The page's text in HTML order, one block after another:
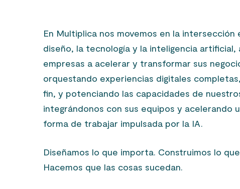
En Multiplica nos movemos en la intersección
diseño, la tecnología y la inteligencia artificial,
empresas a acelerar y transformar sus
orquestando experiencias digitales
fin, y potenciando las capacidades de
integrándonos con sus equipos y acelerando
forma de trabajar impulsada por la IA.
Diseñamos lo que importa. Construimos lo
Hacemos que las cosas sucedan.